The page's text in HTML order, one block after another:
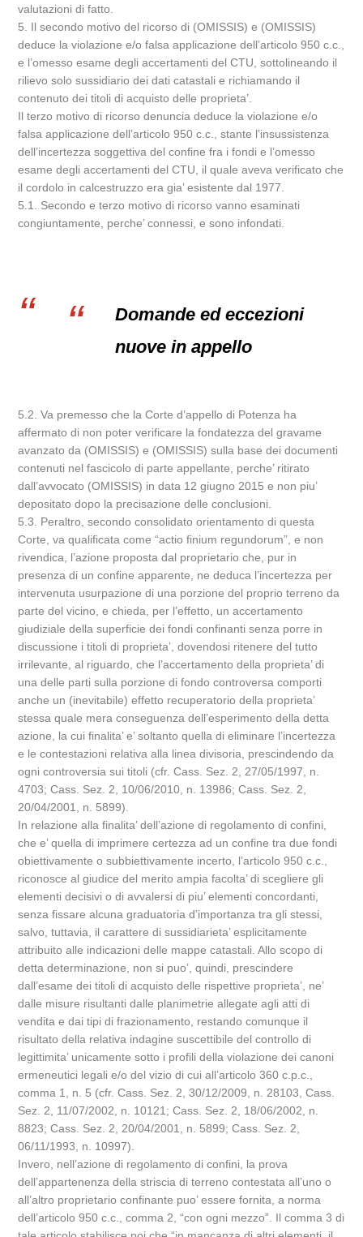
valutazioni di fatto.
5. Il secondo motivo del ricorso di (OMISSIS) e (OMISSIS)
deduce la violazione e/o falsa applicazione dell’articolo 950 c.c.,
e l’omesso esame degli accertamenti del CTU, sottolineando il
rilievo solo sussidiario dei dati catastali e richiamando il
contenuto dei titoli di acquisto delle proprieta’.
Il terzo motivo di ricorso denuncia deduce la violazione e/o
falsa applicazione dell’articolo 950 c.c., stante l’insussistenza
dell’incertezza soggettiva del confine fra i fondi e l’omesso
esame degli accertamenti del CTU, il quale aveva verificato che
il cordolo in calcestruzzo era gia’ esistente dal 1977.
5.1. Secondo e terzo motivo di ricorso vanno esaminati
congiuntamente, perche’ connessi, e sono infondati.
Domande ed eccezioni
nuove in appello
5.2. Va premesso che la Corte d’appello di Potenza ha
affermato di non poter verificare la fondatezza del gravame
avanzato da (OMISSIS) e (OMISSIS) sulla base dei documenti
contenuti nel fascicolo di parte appellante, perche’ ritirato
dall’avvocato (OMISSIS) in data 12 giugno 2015 e non piu’
depositato dopo la precisazione delle conclusioni.
5.3. Peraltro, secondo consolidato orientamento di questa
Corte, va qualificata come “actio finium regundorum”, e non
rivendica, l’azione proposta dal proprietario che, pur in
presenza di un confine apparente, ne deduca l’incertezza per
intervenuta usurpazione di una porzione del proprio terreno da
parte del vicino, e chieda, per l’effetto, un accertamento
giudiziale della superficie dei fondi confinanti senza porre in
discussione i titoli di proprieta’, dovendosi ritenere del tutto
irrilevante, al riguardo, che l’accertamento della proprieta’ di
una delle parti sulla porzione di fondo controversa comporti
anche un (inevitabile) effetto recuperatorio della proprieta’
stessa quale mera conseguenza dell’esperimento della detta
azione, la cui finalita’ e’ soltanto quella di eliminare l’incertezza
e le contestazioni relativa alla linea divisoria, prescindendo da
ogni controversia sui titoli (cfr. Cass. Sez. 2, 27/05/1997, n.
4703; Cass. Sez. 2, 10/06/2010, n. 13986; Cass. Sez. 2,
20/04/2001, n. 5899).
In relazione alla finalita’ dell’azione di regolamento di confini,
che e’ quella di imprimere certezza ad un confine tra due fondi
obiettivamente o subbiettivamente incerto, l’articolo 950 c.c.,
riconosce al giudice del merito ampia facolta’ di scegliere gli
elementi decisivi o di avvalersi di piu’ elementi concordanti,
senza fissare alcuna graduatoria d’importanza tra gli stessi,
salvo, tuttavia, il carattere di sussidiarieta’ esplicitamente
attribuito alle indicazioni delle mappe catastali. Allo scopo di
detta determinazione, non si puo’, quindi, prescindere
dall’esame dei titoli di acquisto delle rispettive proprieta’, ne’
dalle misure risultanti dalle planimetrie allegate agli atti di
vendita e dai tipi di frazionamento, restando comunque il
risultato della relativa indagine suscettibile del controllo di
legittimita’ unicamente sotto i profili della violazione dei canoni
ermeneutici legali e/o del vizio di cui all’articolo 360 c.p.c.,
comma 1, n. 5 (cfr. Cass. Sez. 2, 30/12/2009, n. 28103, Cass.
Sez. 2, 11/07/2002, n. 10121; Cass. Sez. 2, 18/06/2002, n.
8823; Cass. Sez. 2, 20/04/2001, n. 5899; Cass. Sez. 2,
06/11/1993, n. 10997).
Invero, nell’azione di regolamento di confini, la prova
dell’appartenenza della striscia di terreno contestata all’uno o
all’altro proprietario confinante puo’ essere fornita, a norma
dell’articolo 950 c.c., comma 2, “con ogni mezzo”. Il comma 3 di